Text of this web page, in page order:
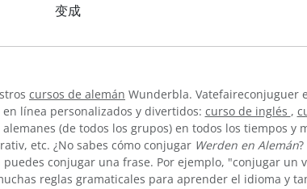
变成
cursos de alemán Wunderbla. Vatefaireconjuguer
línea personalizados y divertidos: curso de inglés ,
(de todos los grupos) en todos los tiempos y
etc. ¿No sabes cómo conjugar Werden en Alemán
conjugar una frase. Por ejemplo, "conjugar un
reglas gramaticales para aprender el idioma y